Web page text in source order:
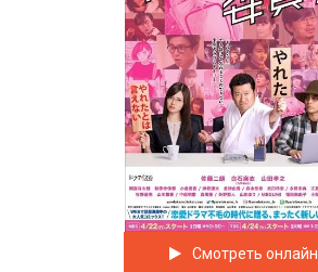
Смотреть онлайн